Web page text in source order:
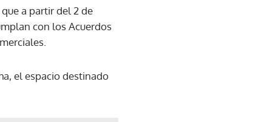
a partir del 2 de
con los Acuerdos
el espacio destinado